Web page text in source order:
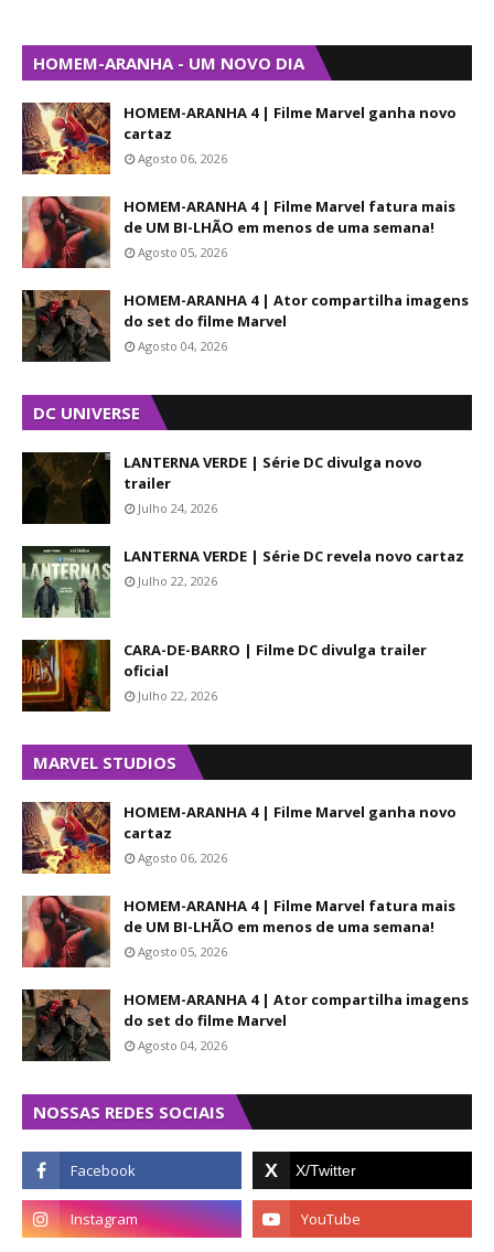
HOMEM-ARANHA - UM NOVO DIA
HOMEM-ARANHA 4 | Filme Marvel ganha novo
cartaz
Agosto 06, 2026
HOMEM-ARANHA 4 | Filme Marvel fatura mais
de UM BI-LHÃO em menos de uma semana!
Agosto 05, 2026
HOMEM-ARANHA 4 | Ator compartilha imagens
do set do filme Marvel
Agosto 04, 2026
DC UNIVERSE
LANTERNA VERDE | Série DC divulga novo
trailer
Julho 24, 2026
LANTERNA VERDE | Série DC revela novo cartaz
Julho 22, 2026
CARA-DE-BARRO | Filme DC divulga trailer
oficial
Julho 22, 2026
MARVEL STUDIOS
HOMEM-ARANHA 4 | Filme Marvel ganha novo
cartaz
Agosto 06, 2026
HOMEM-ARANHA 4 | Filme Marvel fatura mais
de UM BI-LHÃO em menos de uma semana!
Agosto 05, 2026
HOMEM-ARANHA 4 | Ator compartilha imagens
do set do filme Marvel
Agosto 04, 2026
NOSSAS REDES SOCIAIS